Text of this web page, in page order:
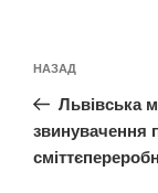
записів
Попередній
запис:
НАЗАД
Львівська
звинувачення